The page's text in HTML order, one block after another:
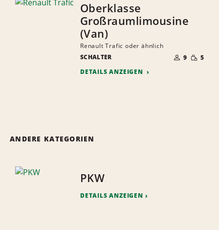
Oberklasse
Großraumlimousine
(Van)
Renault Trafic oder ähnlich
SCHALTER
DER
MITFAHRER
9 GERINGE
MENGE
5
DETAILS ANZEIGEN
ANDERE KATEGORIEN
PKW
DETAILS ANZEIGEN